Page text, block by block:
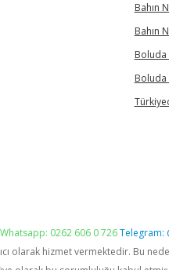
Bahın
Bahın
Boluda
Boluda
Whatsapp: 0262 606 0 726Telegram:
olarak hizmet vermektedir. Bu